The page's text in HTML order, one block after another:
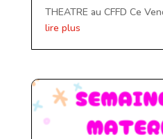
THEATRE au CFFD Ce
lire plus